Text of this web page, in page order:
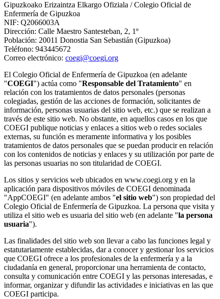
Gipuzkoako Erizaintza Elkargo Ofiziala / Colegio Oficial de
Enfermería de Gipuzkoa
NIF: Q2066003A
Dirección: Calle Maestro Santesteban, 2, 1º
Población: 20011 Donostia San Sebastián (Gipuzkoa)
Teléfono: 943445672
Correo electrónico: coegi@coegi.org
El Colegio Oficial de Enfermería de Gipuzkoa (en adelante
"COEGI") actúa como "Responsable del Tratamiento" en
relación con los tratamientos de datos personales (personas
colegiadas, gestión de las acciones de formación, solicitantes de
información, personas usuarias del sitio web, etc.) que se realizan a
través de este sitio web. No obstante, en aquellos casos en los que
COEGI publique noticias y enlaces a sitios web o redes sociales
externas, su función es meramente informativa y los posibles
tratamientos de datos personales que se puedan producir en relación
con los contenidos de noticias y enlaces y su utilización por parte de
las personas usuarias no son titularidad de COEGI.
Los sitios y servicios web ubicados en www.coegi.org y en la
aplicación para dispositivos móviles de COEGI denominada
"AppCOEGI" (en adelante ambos "el sitio web") son propiedad del
Colegio Oficial de Enfermería de Gipuzkoa. La persona que visita y
utiliza el sitio web es usuaria del sitio web (en adelante "la persona
usuaria").
Las finalidades del sitio web son llevar a cabo las funciones legal y
estatutariamente establecidas, dar a conocer y gestionar los servicios
que COEGI ofrece a los profesionales de la enfermería y a la
ciudadanía en general, proporcionar una herramienta de contacto,
consulta y comunicación entre COEGI y las personas interesadas, e
informar, organizar y difundir las actividades e iniciativas en las que
COEGI participa.